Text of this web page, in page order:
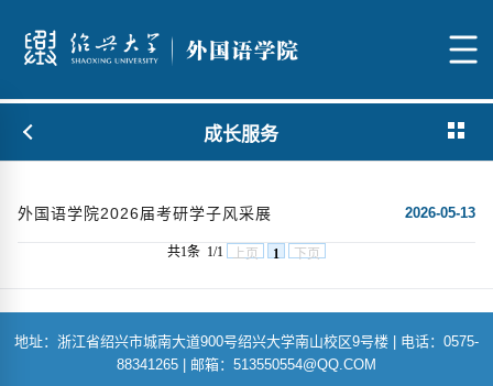
成长服务
外国语学院2026届考研学子风采展 2026-05-13
共1条 1/1 上页 1 下页
地址：浙江省绍兴市城南大道900号绍兴大学南山校区9号楼 | 电话：0575-
88341265 | 邮箱：513550554@QQ.COM